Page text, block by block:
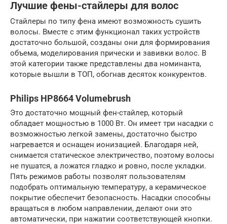
Лучшие фены-стайлеры для волос
Стайлеры по типу фена имеют возможность сушить
волосы. Вместе с этим функционал таких устройств
достаточно большой, созданы они для формирования
объема, моделирования прически и завивки волос. В
этой категории также представлены два номинанта,
которые вышли в ТОП, обогнав десяток конкурентов.
Philips HP8664 Volumebrush
Это достаточно мощный фен-стайлер, который
обладает мощностью в 1000 Вт. Он имеет три насадки с
возможностью легкой замены, достаточно быстро
нагревается и оснащен ионизацией. Благодаря ней,
снимается статическое электричество, поэтому волосы
не пушатся, а ложатся гладко и ровно, после укладки.
Пять режимов работы позволят пользователям
подобрать оптимальную температуру, а керамическое
покрытие обеспечит безопасность. Насадки способны
вращаться в любом направлении, делают они это
автоматически, при нажатии соответствующей кнопки.